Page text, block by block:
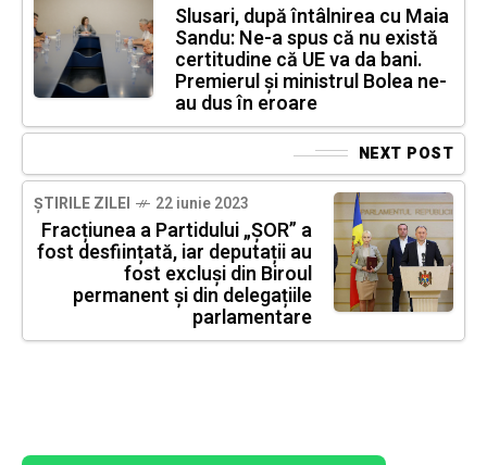
Slusari, după întâlnirea cu Maia
Sandu: Ne-a spus că nu există
certitudine că UE va da bani.
Premierul și ministrul Bolea ne-
au dus în eroare
NEXT POST
ȘTIRILE ZILEI 22 iunie 2023
Fracțiunea a Partidului „ȘOR” a
fost desființată, iar deputații au
fost excluși din Biroul
permanent și din delegațiile
parlamentare